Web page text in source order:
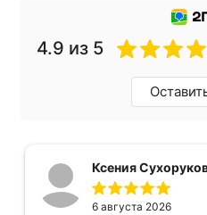
4.9 из 5
Ксения
6 августа 2026